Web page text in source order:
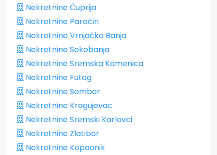
Nekretnine Ćuprija
Nekretnine Paraćin
Nekretnine Vrnjačka Banja
Nekretnine Sokobanja
Nekretnine Sremska Kamenica
Nekretnine Futog
Nekretnine Sombor
Nekretnine Kragujevac
Nekretnine Sremski Karlovci
Nekretnine Zlatibor
Nekretnine Kopaonik